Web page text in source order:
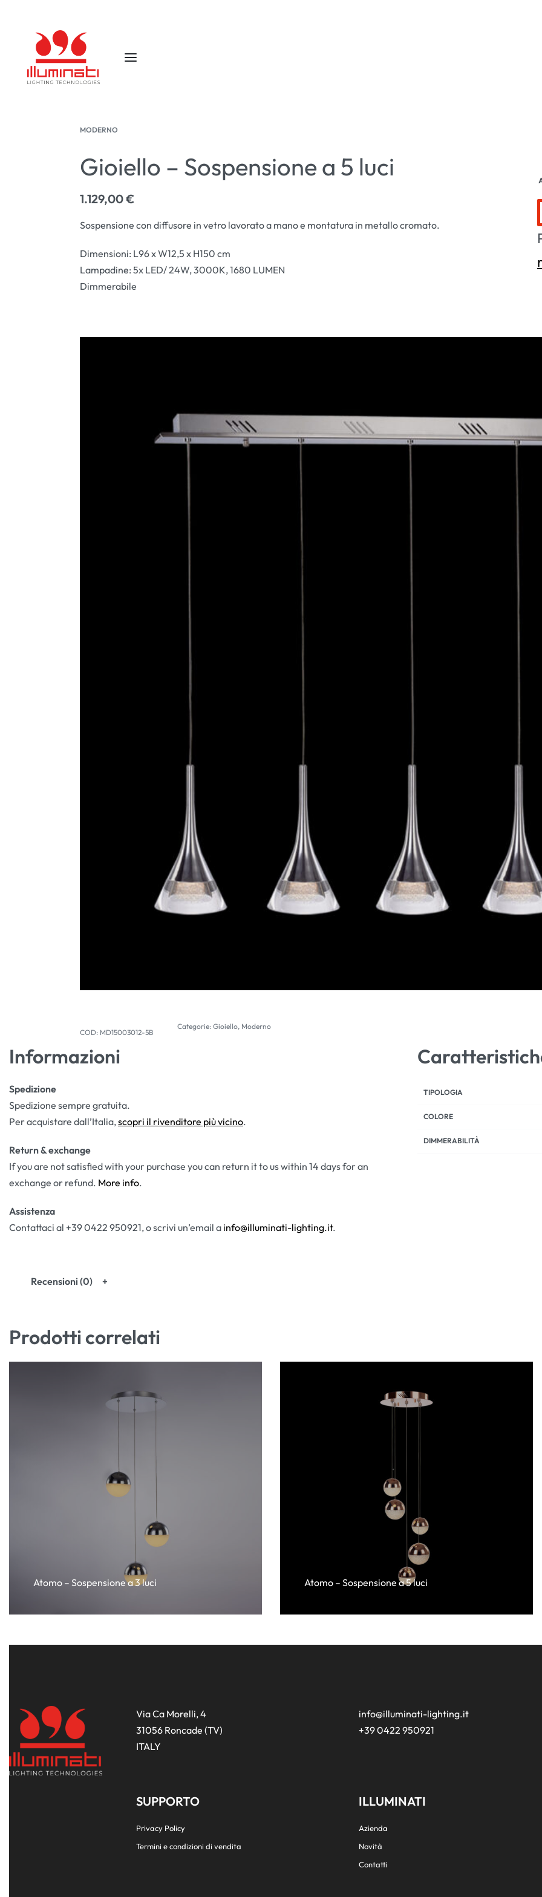
MODERNO
Gioiello – Sospensione a 5 luci
1.129,00€
Sospensione con diffusore in vetro lavorato a mano e montatura in metallo cromato.
Dimensioni: L96 x W12,5 x H150 cm
Lampadine: 5x LED/ 24W, 3000K, 1680 LUMEN
Dimmerabile
MD15003012-5B
Categorie: Gioiello, Moderno
Informazioni
Spedizione
Spedizione sempre gratuita.
Per acquistare dall’Italia,scopri il rivenditore più vicino.
Return & exchange
If you are not satisfied with your purchase you can return it to us within 14 days for an
exchange or refund. More info.
Assistenza
Contattaci al +39 0422 950921, o scrivi un’email a info@illuminati-lighting.it.
TIPOLOGIA
COLORE
DIMMERABILITÀ
Recensioni (0)
Prodotti correlati
Atomo – Sospensione a 3 luci Atomo – Sospensione a 5 luci
Via Ca Morelli, 4
31056 Roncade (TV)
ITALY
info@illuminati-lighting.it
+39 0422 950921
SUPPORTO
Privacy Policy
Termini e condizioni di vendita
ILLUMINATI
Azienda
Novità
Contatti